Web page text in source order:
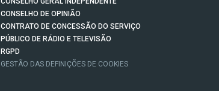
CONSELHO DE OPINIÃO
CONTRATO DE CONCESSÃO DO SERVIÇO
PÚBLICO DE RÁDIO E TELEVISÃO
RGPD
GESTÃO DAS DEFINIÇÕES DE COOKIES